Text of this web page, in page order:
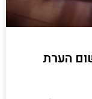
הערת